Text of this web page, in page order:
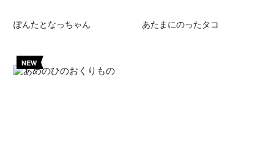
ぽんたとなっちゃん あたまにのったタコ
NEW